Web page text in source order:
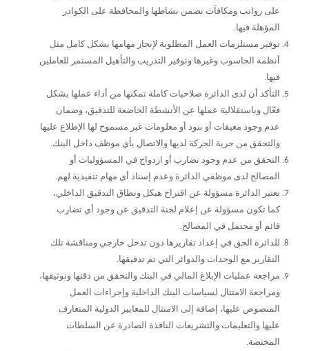
على رواتب ومكافآت تضمن نشاطها والمحافظة على الكوادر
المؤهلة فيها.
توفير مستلزمات العمل المطلوبة لإنجاز مهامها بشكل كامل مثل
أنظمة الحاسوب وغيرها وتوفير التدريب والتأهيل المستمر للعاملين
فيها.
التأكد أن لدى الدائرة صلاحيات كاملة تمكنها من أداء عملها بشكل
فعّال وباستقلالية عملها عن الأنشطة الخاضعة للتدقيق، وضمان
عدم وجود معيقات أو بنود أو معلومات غير مسموح لها الإطلاع عليها
والتحقق من حرية الحركة لديها والاتصال بأي موظف داخل البنك.
التحقق من عدم وجود تضارب أو ازدواج في المسؤوليات أو
المصالح لدى موظفي الدائرة وعدم إسناد أي مهام تنفيذية لهم.
تعتبر الدائرة مسؤولة عن اقتراح هيكل ونطاق التدقيق الداخلي،
كما تكون مسؤولة عن إعلام لجنة التدقيق عن وجود أي تضارب
قائم أو محتمل في المصالح.
للدائرة الحق في إعداد تقاريرها دون تدخل خارجي ومناقشة تلك
التقارير مع الوحدات والدوائر التي تم تدقيقها.
مراجعة عمليات الإبلاغ المالي في البنك والتحقق من دقتها وتوثيقها،
ومراجعة الامتثال لسياسات البنك الداخلية وإجراءات العمل
المنصوص عليها، إضافة إلى الامتثال للمعايير الدولية المتعارف
عليها والتعليمات والتشريعات النافذة الصادرة عن السلطات
المختصة.